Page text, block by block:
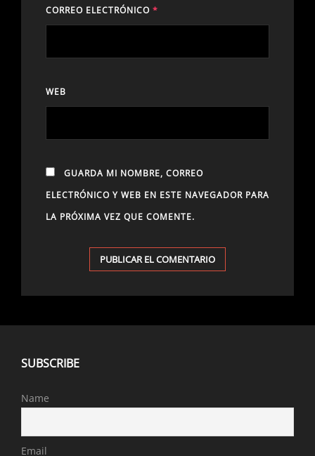
CORREO ELECTRÓNICO *
WEB
GUARDA MI NOMBRE, CORREO
ELECTRÓNICO Y WEB EN ESTE NAVEGADOR PARA
LA PRÓXIMA VEZ QUE COMENTE.
SUBSCRIBE
Name
Email